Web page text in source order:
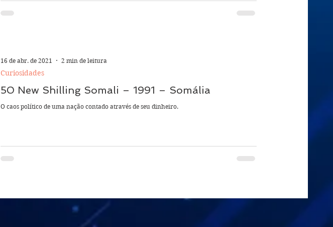
50 New Shilling Somali – 1991 – Somália
O caos político de uma nação contado através de seu dinheiro.
Curiosidades
16 de abr. de 2021 2 min de leitura